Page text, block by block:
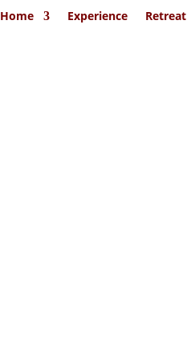
Home Experience Retreat